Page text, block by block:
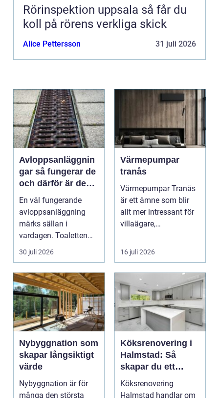
Rörinspektion uppsala så får du
koll på rörens verkliga skick
Alice Pettersson 31 juli 2026
Avloppsanläggnin
gar så fungerar de
och därför är de
viktigare än många
tror
En väl fungerande
avloppsanläggning
märks sällan i
vardagen. Toaletten
spolas, vattnet rinner
undan ...
30 juli 2026
Värmepumpar
tranås
Värmepumpar Tranås
är ett ämne som blir
allt mer intressant för
villaägare,
o...
16 juli 2026
Nybyggnation som
skapar långsiktigt
värde
Nybyggnation är för
många den största
Köksrenovering i
Halmstad: Så
skapar du ett
funktionellt och
trivsamt kök
Köksrenovering
Halmstad handlar om